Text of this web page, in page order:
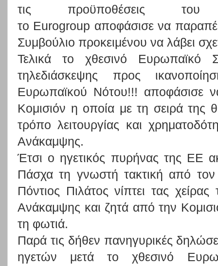
τις προϋποθέσεις του
το Eurogroup αποφάσισε να
Συμβούλιο προκειμένου να λάβει
Τελικά το χθεσινό Ευρωπαϊκό
τηλεδιάσκεψης προς
Ευρωπαϊκού Νότου!!! αποφάσισε
Κομισιόν η οποία με τη σειρά της
τρόπο λειτουργίας και
Ανάκαμψης.
Έτσι ο ηγετικός πυρήνας της ΕΕ
Πάσχα τη γνωστή τακτική από
Πόντιος Πιλάτος νίπτει τας
Ανάκαμψης και ζητά από την
τη φωτιά.
Παρά τις δήθεν πανηγυρικές
ηγετών μετά το χθεσινό